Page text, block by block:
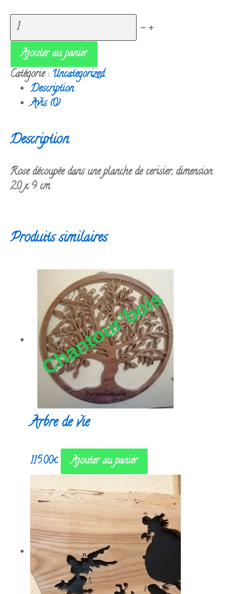
quantité
de
Rose
en
cerisier
- +
Ajouter au panier
Catégorie : Uncategorized
Description
Avis (0)
Description
Rose découpée dans une planche de cerisier, dimension
20 x 9 cm
Produits similaires
Arbre de vie
115.00€ Ajouter au panier